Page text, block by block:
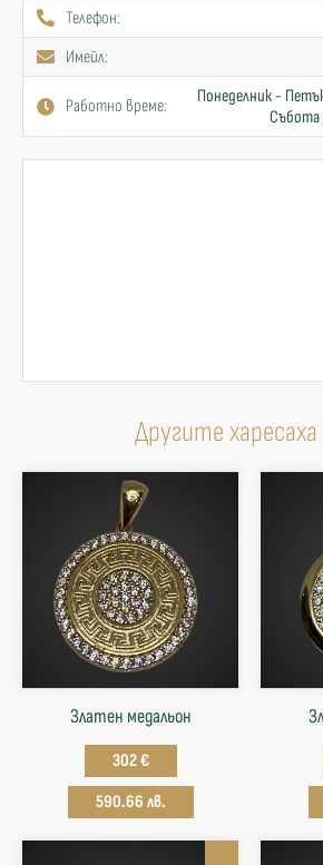
Телефон:
Имейл:
Работно време:
Понеделник -
Събота
Другите
Златен медальон
302 €
590.66 лв.